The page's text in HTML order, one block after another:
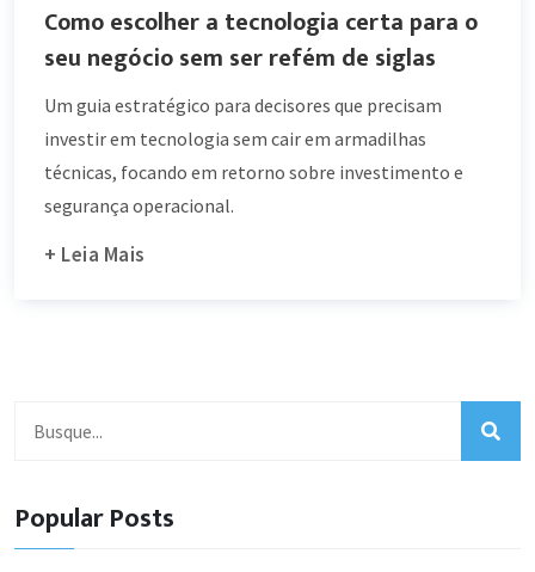
Como escolher a tecnologia certa para o
seu negócio sem ser refém de siglas
Um guia estratégico para decisores que precisam
investir em tecnologia sem cair em armadilhas
técnicas, focando em retorno sobre investimento e
segurança operacional.
+ Leia Mais
Popular Posts